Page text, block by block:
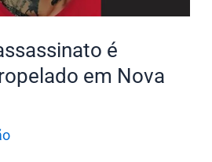
é
em Nova